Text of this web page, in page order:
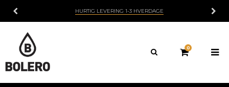
HURTIG LEVERING 1-3 HVERDAGE
0